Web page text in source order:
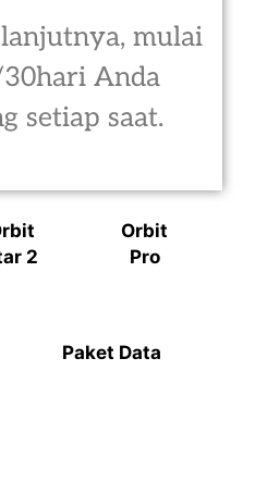
mulai
Anda
setiap saat.
2
Orbit
Pro
Paket Data